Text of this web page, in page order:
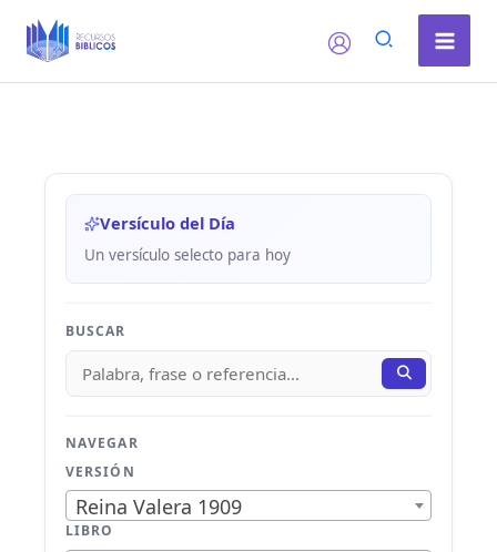
Versículo del Día
Un versículo selecto para hoy
BUSCAR
NAVEGAR
VERSIÓN
Reina Valera 1909
LIBRO